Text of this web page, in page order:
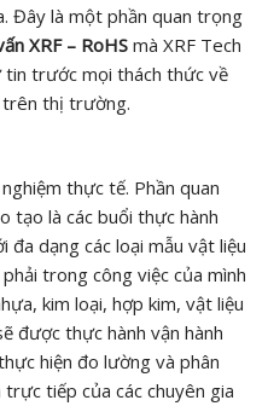
Đây là một phần quan trọng
XRF – RoHS mà XRF Tech
tin trước mọi thách thức về
thị trường.
thực tế. Phần quan
tạo là các buổi thực hành
dạng các loại mẫu vật liệu
trong công việc của mình
kim loại, hợp kim, vật liệu
được thực hành vận hành
hiện đo lường và phân
tiếp của các chuyên gia